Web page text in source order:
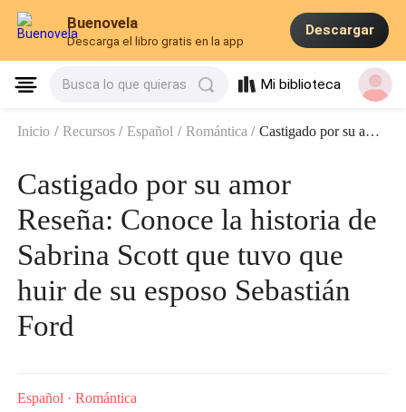
Buenovela
Descarga el libro gratis en la app
Descargar
Busca lo que quieras Mi biblioteca
Inicio / Recursos / Español / Romántica / Castigado por su amor Reseña: Conoce la historia de Sabrina Scott que tuvo que huir de su esposo Sebastián Ford
Castigado por su amor
Reseña: Conoce la historia de
Sabrina Scott que tuvo que
huir de su esposo Sebastián
Ford
Español ·Romántica